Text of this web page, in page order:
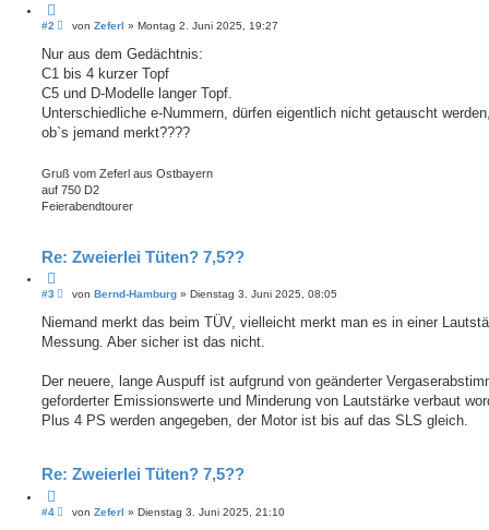
i
i
e
e
n
#2
B
i
r
a
von Zeferl » Montag 2. Juni 2025, 19:27
Nur aus dem Gedächtnis:
C1 bis 4 kurzer Topf
C5 und D-Modelle langer Topf.
Unterschiedliche e-Nummern, dürfen eigentlich nicht getauscht
ob`s jemand merkt????
Gruß vom Zeferl aus Ostbayern
auf 750 D2
Feierabendtourer
Re: Zweierlei Tüten? 7,5??
i
i
e
n
#3
B
i
r
von Bernd-Hamburg» Dienstag 3. Juni 2025, 08:05
Niemand merkt das beim TÜV, vielleicht merkt man es in einer
Messung. Aber sicher ist das nicht.
Der neuere, lange Auspuff ist aufgrund von geänderter
geforderter Emissionswerte und Minderung von Lautstärke verbaut
Plus 4 PS werden angegeben, der Motor ist bis auf das SLS gleich.
Re: Zweierlei Tüten? 7,5??
i
#4
Bvon Zeferl » Dienstag 3. Juni 2025, 21:10